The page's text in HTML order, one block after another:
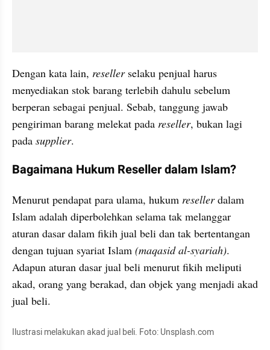
Dengan kata lain, reseller selaku penjual harus
menyediakan stok barang terlebih dahulu sebelum
berperan sebagai penjual. Sebab, tanggung jawab
pengiriman barang melekat pada reseller, bukan lagi
pada supplier.
Bagaimana Hukum Reseller dalam Islam?
Menurut pendapat para ulama, hukum reseller dalam
Islam adalah diperbolehkan selama tak melanggar
aturan dasar dalam fikih jual beli dan tak bertentangan
dengan tujuan syariat Islam (maqasid al-syariah).
Adapun aturan dasar jual beli menurut fikih meliputi
akad, orang yang berakad, dan objek yang menjadi akad
jual beli.
Ilustrasi melakukan akad jual beli. Foto: Unsplash.com